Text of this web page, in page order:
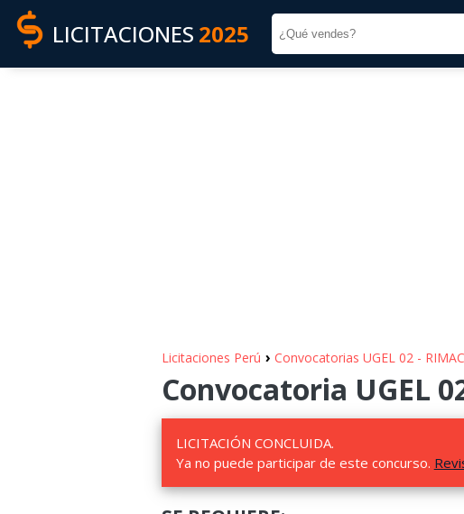
LICITACIONES 2025
Licitaciones Perú › Convocatorias UGEL 02 - RIMAC
Convocatoria UGEL
LICITACIÓN CONCLUIDA.
Ya no puede participar de este concurso.